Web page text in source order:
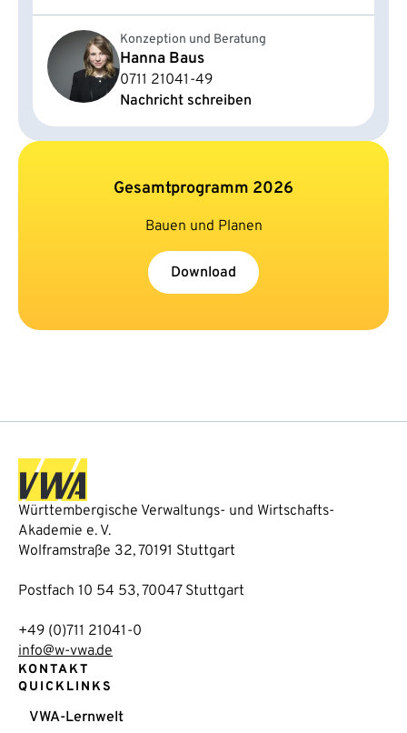
Konzeption und Beratung
Hanna Baus
0711 21041-49
Nachricht schreiben
Gesamtprogramm 2026
Bauen und Planen
Download
Württembergische Verwaltungs- und Wirtschafts-
Akademie e. V.
Wolframstraße 32, 70191 Stuttgart
Postfach 10 54 53, 70047 Stuttgart
+49 (0)711 21041-0
info@w-vwa.de
KONTAKT
QUICKLINKS
VWA-Lernwelt